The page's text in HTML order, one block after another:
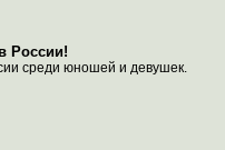
России!
среди юношей и девушек.